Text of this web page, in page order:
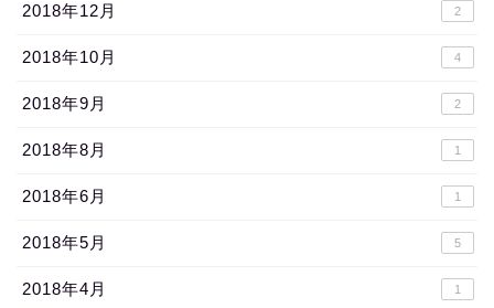
2018年12月 2
2018年10月 4
2018年9月 2
2018年8月 1
2018年6月 1
2018年5月 5
2018年4月 1